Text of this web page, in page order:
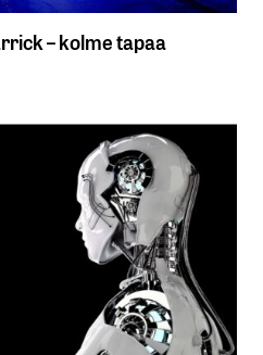
– kolme tapaa